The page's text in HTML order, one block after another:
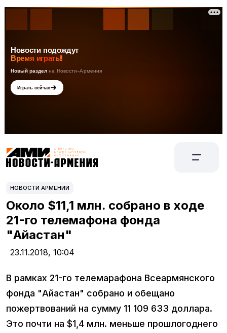
НОВОСТИ АРМЕНИИ
Около $11,1 млн. собрано в ходе
21-го телемафона фонда
"Айастан"
23.11.2018, 10:04
В рамках 21-го телемарафона Всеармянского
фонда "Айастан" собрано и обещано
пожертвований на сумму 11 109 633 доллара.
Это почти на $1,4 млн. меньше прошлогоднего